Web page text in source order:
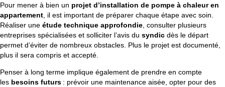
Pour mener à bien un projet d’installation de pompe à chaleur en
appartement , il est important de préparer chaque étape avec soin.
Réaliser une étude technique approfondie , consulter plusieurs
entreprises spécialisées et solliciter l’avis du syndic dès le départ
permet d’éviter de nombreux obstacles. Plus le projet est documenté,
plus il sera compris et accepté.
Penser à long terme implique également de prendre en compte
les besoins futurs : prévoir une maintenance aisée, opter pour des